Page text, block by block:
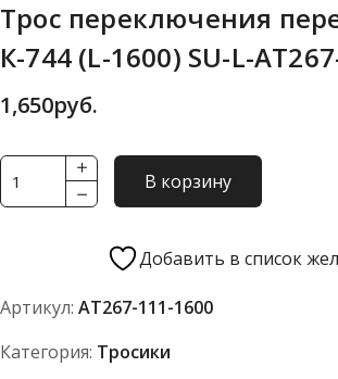
Трос переключения
К-744 (L-1600) SU-L-
1,650руб.
Количество
товара
переключения
ПТЗ
(L-
В корзину
Добавить в список
Артикул: АТ267-111-1600
Категория: Тросики